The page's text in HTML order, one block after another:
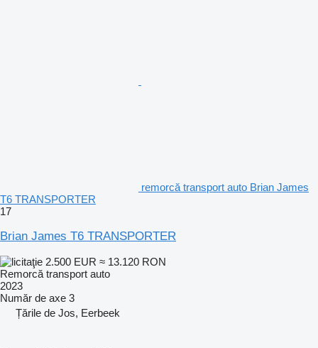
remorcă transport auto Brian James
T6 TRANSPORTER
17
Brian James T6 TRANSPORTER
2.500 EUR ≈ 13.120 RON
Remorcă transport auto
2023
Număr de axe 3
Țările de Jos, Eerbeek